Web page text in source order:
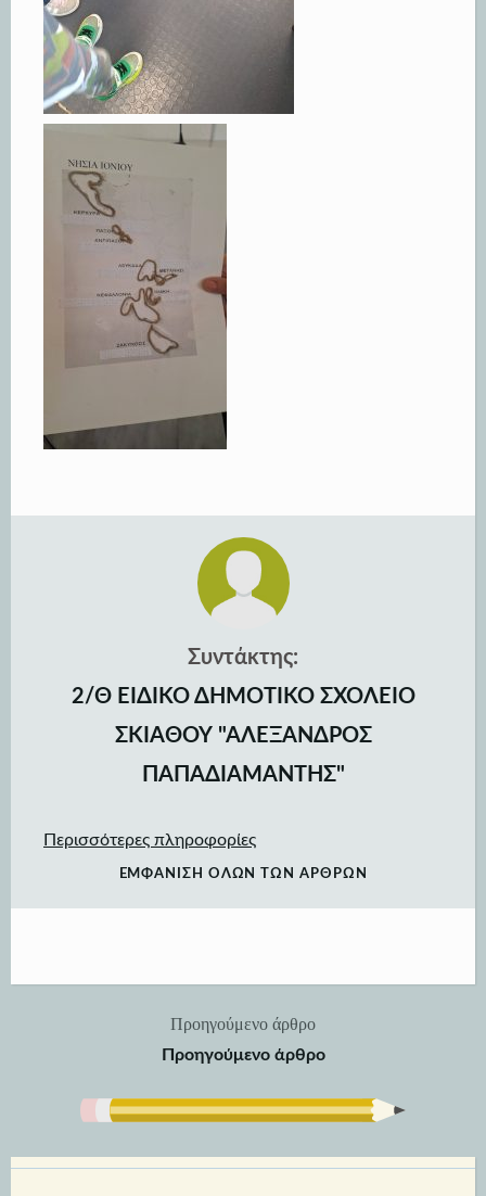
Συντάκτης:
2/Θ ΕΙΔΙΚΟ ΔΗΜΟΤΙΚΟ ΣΧΟΛΕΙΟ
ΣΚΙΑΘΟΥ "ΑΛΕΞΑΝΔΡΟΣ
ΠΑΠΑΔΙΑΜΑΝΤΗΣ"
Περισσότερες πληροφορίες
ΕΜΦΆΝΙΣΗ ΌΛΩΝ ΤΩΝ ΆΡΘΡΩΝ
Προηγούμενο άρθρο
Προηγούμενο άρθρο